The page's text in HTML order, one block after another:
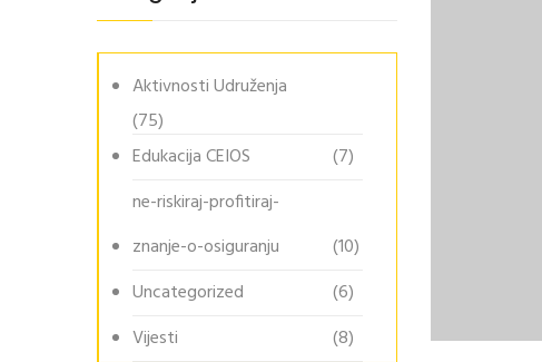
Aktivnosti Udruženja
(75)
Edukacija CEIOS
(7)
ne-riskiraj-profitiraj-
znanje-o-osiguranju
(10)
Uncategorized
(6)
Vijesti
(8)